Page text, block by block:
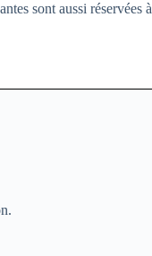
sont aussi réservées à